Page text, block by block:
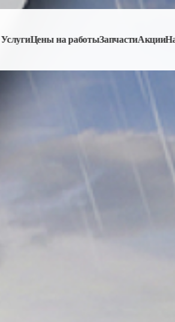
УслугиЦены на работыЗапчастиАкции